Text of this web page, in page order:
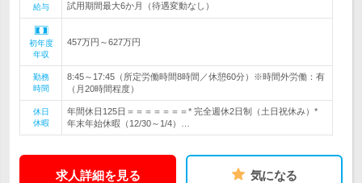
給与
試用期間最大6か月（待遇変動なし）
初年度
年収
457万円～627万円
勤務
時間
8:45～17:45（所定労働時間8時間／休憩60分）※時間外労働：有
（月20時間程度）
休日
休暇
年間休日125日＝＝＝＝＝＝＝* 完全週休2日制（土日祝休み）*
年末年始休暇（12/30～1/4）…
求人詳細を見る 気になる